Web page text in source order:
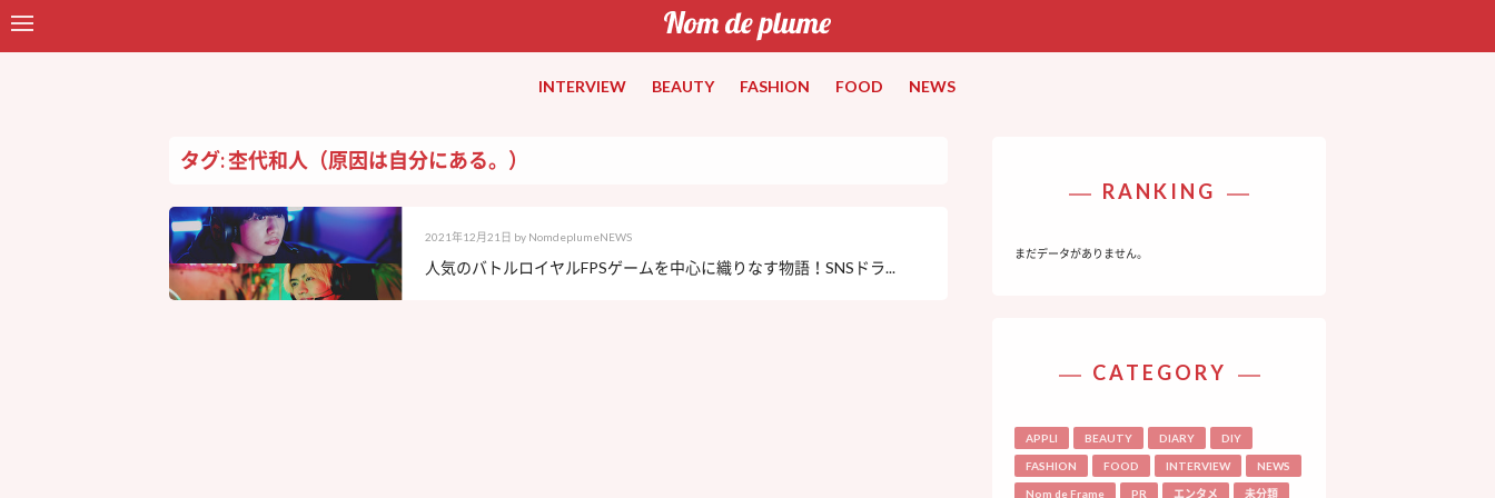
INTERVIEW BEAUTY FASHION FOOD NEWS
タグ: 杢代和人（原因は自分にある。）
2021年12月21日 by NomdeplumeNEWS
人気のバトルロイヤルFPSゲームを中心に織りなす物語！SNSドラ...
RANKING
まだデータがありません。
CATEGORY
APPLI BEAUTY DIARY DIY
FASHION FOOD INTERVIEW NEWS
Nom de Frame PR エンタメ 未分類